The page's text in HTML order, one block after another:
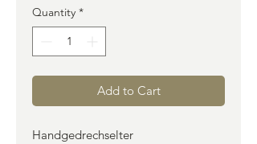
Quantity *
Add to Cart
Handgedrechselter